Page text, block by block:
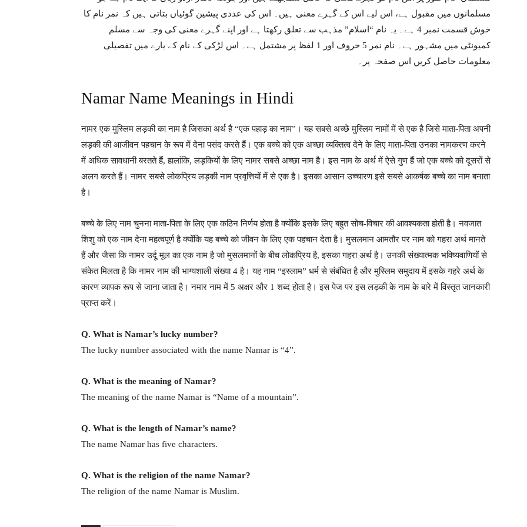
مسلمانوں میں مقبول ہے، اس لیے اس کے گہرے معنی ہیں۔ اس کی عددی پیشین گوئیاں بتاتی ہیں کہ نمر نام کا
خوش قسمت نمبر 4 ہے۔ یہ نام “اسلام” مذہب سے تعلق رکھتا ہے اور اپنے گہرے معنی کی وجہ سے مسلم
کمیونٹی میں مشہور ہے۔ نام نمر 5 حروف اور 1 لفظ پر مشتمل ہے۔ اس لڑکی کے نام کے بارے میں تفصیلی
معلومات حاصل کریں اس صفحہ پر۔
Namar Name Meanings in Hindi
नामर एक मुस्लिम लड़की का नाम है जिसका अर्थ है “एक पहाड़ का नाम”। यह सबसे अच्छे मुस्लिम नामों में से एक है जिसे माता-पिता अपनी
लड़की की आजीवन पहचान के रूप में देना पसंद करते हैं। एक बच्चे को एक अच्छा व्यक्तित्व देने के लिए माता-पिता उनका नामकरण करने
में अधिक सावधानी बरतते हैं, हालांकि, लड़कियों के लिए नामर सबसे अच्छा नाम है। इस नाम के अर्थ में ऐसे गुण हैं जो एक बच्चे को दूसरों से
अलग करते हैं। नामर सबसे लोकप्रिय लड़की नाम प्रवृत्तियों में से एक है। इसका आसान उच्चारण इसे सबसे आकर्षक बच्चे का नाम बनाता
है।
बच्चे के लिए नाम चुनना माता-पिता के लिए एक कठिन निर्णय होता है क्योंकि इसके लिए बहुत सोच-विचार की आवश्यकता होती है। नवजात
शिशु को एक नाम देना महत्वपूर्ण है क्योंकि यह बच्चे को जीवन के लिए एक पहचान देता है। मुसलमान आमतौर पर नाम को गहरा अर्थ मानते
हैं और जैसा कि नामर उर्दू मूल का एक नाम है जो मुसलमानों के बीच लोकप्रिय है, इसका गहरा अर्थ है। उनकी संख्यात्मक भविष्यवाणियों से
संकेत मिलता है कि नामर नाम की भाग्यशाली संख्या 4 है। यह नाम “इस्लाम” धर्म से संबंधित है और मुस्लिम समुदाय में इसके गहरे अर्थ के
कारण व्यापक रूप से जाना जाता है। नमार नाम में 5 अक्षर और 1 शब्द होता है। इस पेज पर इस लड़की के नाम के बारे में विस्तृत जानकारी
प्राप्त करें।
Q. What is Namar’s lucky number?
The lucky number associated with the name Namar is “4”.
Q. What is the meaning of Namar?
The meaning of the name Namar is “Name of a mountain”.
Q. What is the length of Namar’s name?
The name Namar has five characters.
Q. What is the religion of the name Namar?
The religion of the name Namar is Muslim.